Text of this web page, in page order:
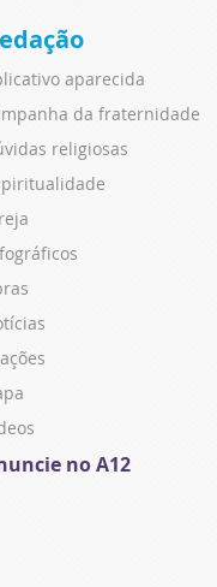
aparecida
da fraternidade
religiosas
no A12